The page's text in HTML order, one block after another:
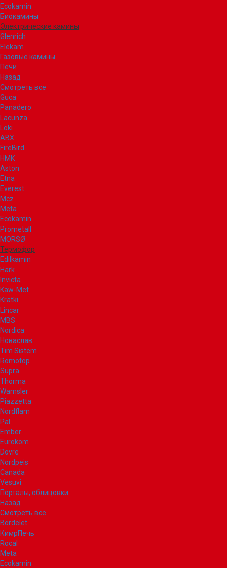
Ecokamin
Биокамины
Электрические камины
Glenrich
Elekam
Газовые камины
Печи
Назад
Смотреть все
Guca
Panadero
Lacunza
Loki
ABX
FireBird
НМК
Aston
Etna
Everest
Mcz
Meta
Ecokamin
Prometall
MORSØ
Термофор
Edilkamin
Hark
Invicta
Kaw-Met
Kratki
Lincar
MBS
Nordica
Новаслав
Tim Sistem
Romotop
Supra
Thorma
Wamsler
Piazzetta
Nordflam
Pal
Ember
Eurokom
Dovre
Nordpeis
Canada
Vesuvi
Порталы, облицовки
Назад
Смотреть все
Bordelet
КимрПечь
Rocal
Meta
Ecokamin